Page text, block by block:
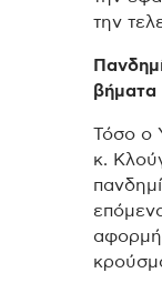
την
βήματα
Τόσο ο
κ.
αφορμή